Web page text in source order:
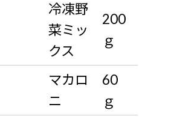
冷凍野
菜ミッ
クス
200
ｇ
マカロ
ニ
60
ｇ